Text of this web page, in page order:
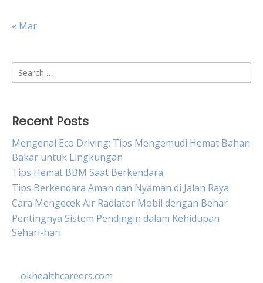
« Mar
Search
for:
Recent Posts
Mengenal Eco Driving: Tips Mengemudi Hemat Bahan
Bakar untuk Lingkungan
Tips Hemat BBM Saat Berkendara
Tips Berkendara Aman dan Nyaman di Jalan Raya
Cara Mengecek Air Radiator Mobil dengan Benar
Pentingnya Sistem Pendingin dalam Kehidupan
Sehari-hari
okhealthcareers.com